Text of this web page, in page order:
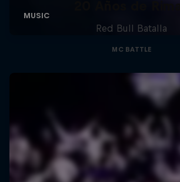
Red Bull Batalla
MC BATTLE